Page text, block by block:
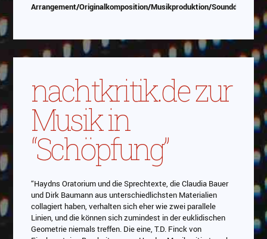
Arrangement/Originalkomposition/Musikproduktion/Sounddesign/
nachtkritik.de zur
Musik in
“Schöpfung”
“Haydns Oratorium und die Sprechtexte, die Claudia Bauer
und Dirk Baumann aus unterschiedlichsten Materialien
collagiert haben, verhalten sich eher wie zwei parallele
Linien, und die können sich zumindest in der euklidischen
Geometrie niemals treffen. Die eine, T.D. Finck von